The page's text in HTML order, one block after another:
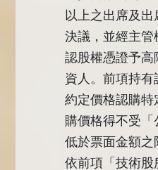
以上之出席及出
決議，並經主
認股權憑證予
資人。前項持
約定價格認購
購價格得不受
低於票面金額
依前項「技術股